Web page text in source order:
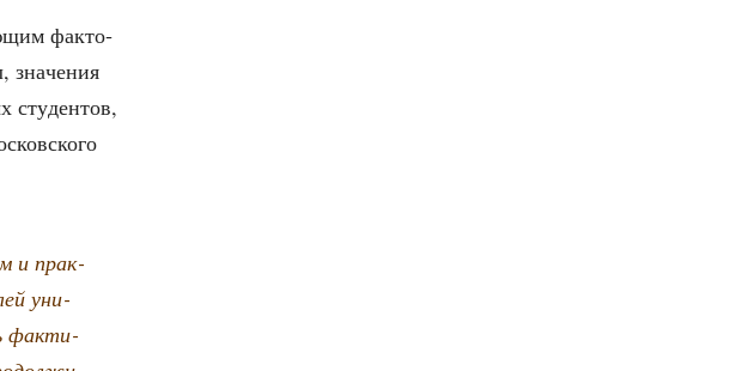
фак­то­
зна­че­ния
сту­ден­тов,
и прак­
уни­
фак­ти­